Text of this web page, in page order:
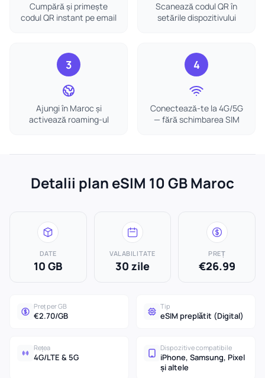
Cumpără și primește
codul QR instant pe email
Scanează codul QR în
setările dispozitivului
3
Ajungi în Maroc și
activează roaming-ul
4
Conectează-te la 4G/5G
— fără schimbarea SIM
Detalii plan eSIM 10 GB Maroc
DATE
10 GB
VALABILITATE
30 zile
PREȚ
€26.99
Preț per GB
€2.70/GB
Tip
eSIM preplătit (Digital)
Rețea
4G/LTE & 5G
Dispozitive compatibile
iPhone, Samsung, Pixel
și altele